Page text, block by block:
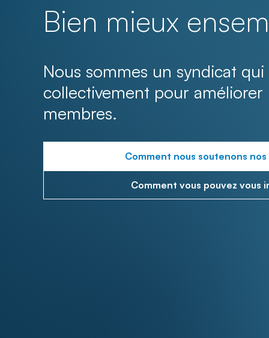
Bien mieux
Nous sommes un syndicat
collectivement pour améliorer
membres.
Comment nous soutenons
Comment vous pouvez vous